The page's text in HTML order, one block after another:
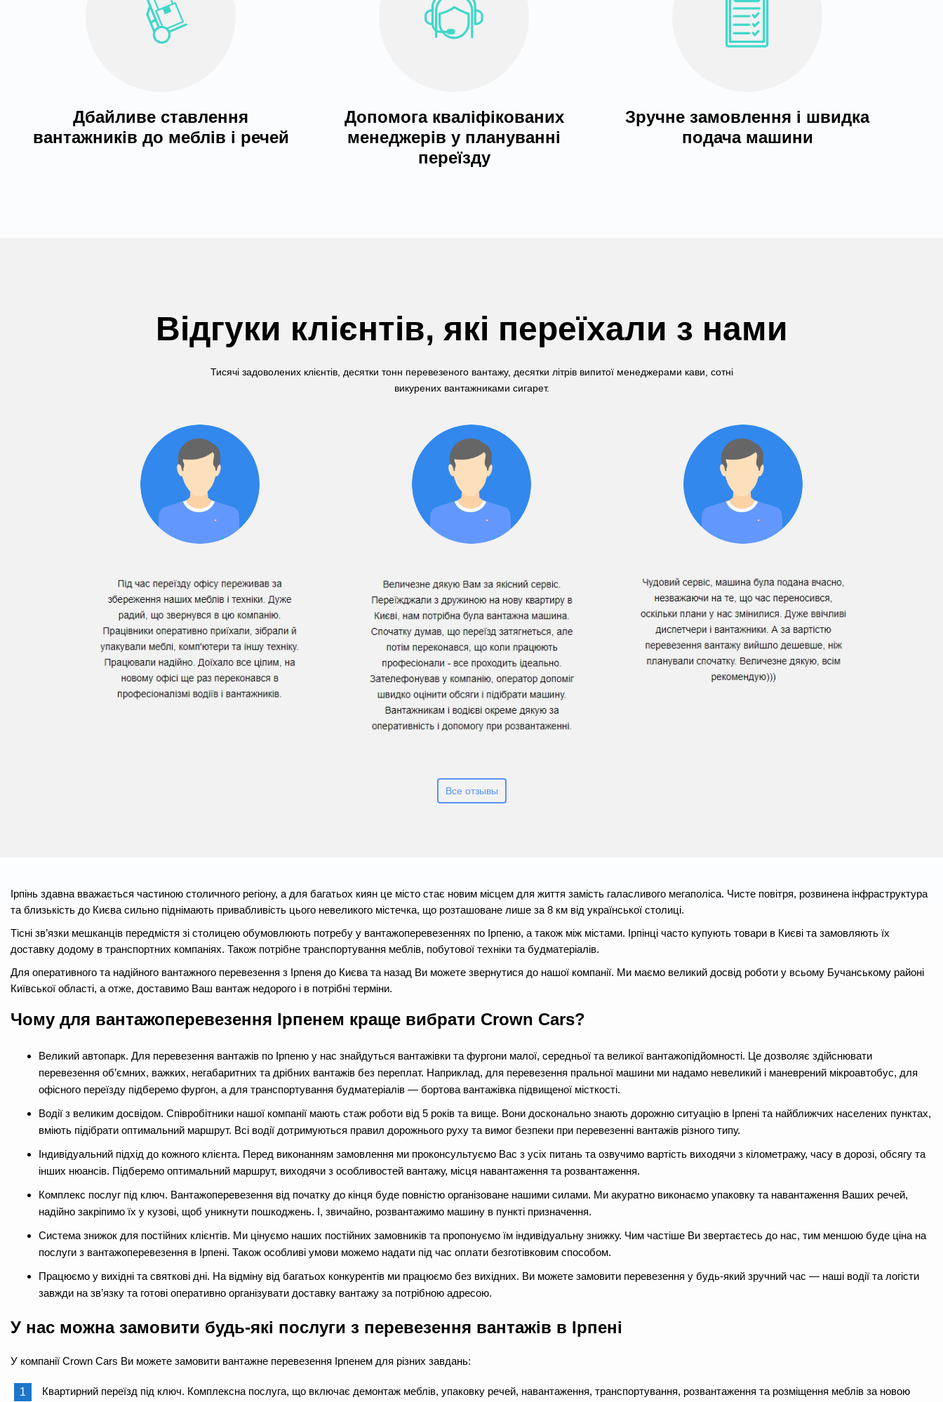
Дбайливе ставлення
вантажників до меблів і речей
Допомога кваліфікованих
менеджерів у плануванні
переїзду
Зручне замовлення і швидка
подача машини
Відгуки клієнтів, які переїхали з нами
Тисячі задоволених клієнтів, десятки тонн перевезеного вантажу, десятки літрів випитої менеджерами кави, сотні
викурених вантажниками сигарет.
Все отзывы
Ірпінь здавна вважається частиною столичного регіону, а для багатьох киян це місто стає новим місцем для життя замість галасливого мегаполіса. Чисте повітря, розвинена інфраструктура
та близькість до Києва сильно піднімають привабливість цього невеликого містечка, що розташоване лише за 8 км від української столиці.
Тісні зв’язки мешканців передмістя зі столицею обумовлюють потребу у вантажоперевезеннях по Ірпеню, а також між містами. Ірпінці часто купують товари в Києві та замовляють їх
доставку додому в транспортних компаніях. Також потрібне транспортування меблів, побутової техніки та будматеріалів.
Для оперативного та надійного вантажного перевезення з Ірпеня до Києва та назад Ви можете звернутися до нашої компанії. Ми маємо великий досвід роботи у всьому Бучанському районі
Київської області, а отже, доставимо Ваш вантаж недорого і в потрібні терміни.
Чому для вантажоперевезення Ірпенем краще вибрати Crown Cars?
Великий автопарк. Для перевезення вантажів по Ірпеню у нас знайдуться вантажівки та фургони малої, середньої та великої вантажопідйомності. Це дозволяє здійснювати
перевезення об’ємних, важких, негабаритних та дрібних вантажів без переплат. Наприклад, для перевезення пральної машини ми надамо невеликий і маневрений мікроавтобус, для
офісного переїзду підберемо фургон, а для транспортування будматеріалів — бортова вантажівка підвищеної місткості.
Водії з великим досвідом. Співробітники нашої компанії мають стаж роботи від 5 років та вище. Вони досконально знають дорожню ситуацію в Ірпені та найближчих населених пунктах,
вміють підібрати оптимальний маршрут. Всі водії дотримуються правил дорожнього руху та вимог безпеки при перевезенні вантажів різного типу.
Індивідуальний підхід до кожного клієнта. Перед виконанням замовлення ми проконсультуємо Вас з усіх питань та озвучимо вартість виходячи з кілометражу, часу в дорозі, обсягу та
інших нюансів. Підберемо оптимальний маршрут, виходячи з особливостей вантажу, місця навантаження та розвантаження.
Комплекс послуг під ключ. Вантажоперевезення від початку до кінця буде повністю організоване нашими силами. Ми акуратно виконаємо упаковку та навантаження Ваших речей,
надійно закріпимо їх у кузові, щоб уникнути пошкоджень. І, звичайно, розвантажимо машину в пункті призначення.
Система знижок для постійних клієнтів. Ми цінуємо наших постійних замовників та пропонуємо їм індивідуальну знижку. Чим частіше Ви звертаєтесь до нас, тим меншою буде ціна на
послуги з вантажоперевезення в Ірпені. Також особливі умови можемо надати під час оплати безготівковим способом.
Працюємо у вихідні та святкові дні. На відміну від багатьох конкурентів ми працюємо без вихідних. Ви можете замовити перевезення у будь-який зручний час — наші водії та логісти
завжди на зв’язку та готові оперативно організувати доставку вантажу за потрібною адресою.
У нас можна замовити будь-які послуги з перевезення вантажів в Ірпені
У компанії Crown Cars Ви можете замовити вантажне перевезення Ірпенем для різних завдань:
Квартирний переїзд під ключ. Комплексна послуга, що включає демонтаж меблів, упаковку речей, навантаження, транспортування, розвантаження та розміщення меблів за новою